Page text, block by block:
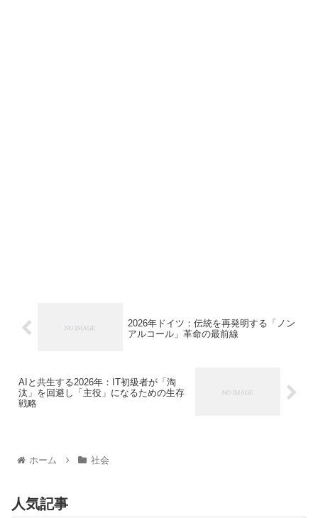
2026年ドイツ：伝統を再発明する「ノン
アルコール」革命の最前線
AIと共生する2026年：IT初級者が「淘
汰」を回避し「主役」になるための生存
戦略
ホーム 社会
人気記事